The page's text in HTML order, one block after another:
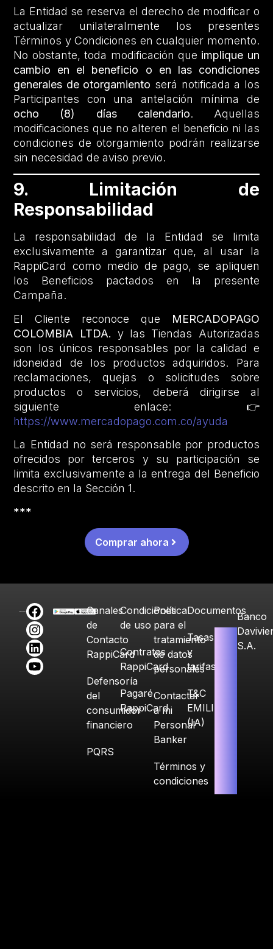
La Entidad se reserva el derecho de modificar o
actualizar unilateralmente los presentes
Términos y Condiciones en cualquier momento.
No obstante, toda modificación que implique un
cambio en el beneficio o en las condiciones
generales de otorgamiento será notificada a los
Participantes con una antelación mínima de
ocho (8) días calendario. Aquellas
modificaciones que no alteren el beneficio ni las
condiciones de otorgamiento podrán realizarse
sin necesidad de aviso previo.
9. Limitación de
Responsabilidad
La responsabilidad de la Entidad se limita
exclusivamente a garantizar que, al usar la
RappiCard como medio de pago, se apliquen
los Beneficios pactados en la presente
Campaña.
El Cliente reconoce que
MERCADOPAGO
COLOMBIA LTDA. y las Tiendas Autorizadas
son los únicos responsables por la calidad e
idoneidad de los productos adquiridos. Para
reclamaciones, quejas o solicitudes sobre
productos o servicios, deberá dirigirse al
siguiente enlace: 👉
https://www.mercadopago.com.co/ayuda
La Entidad no será responsable por productos
ofrecidos por terceros y su participación se
limita exclusivamente a la entrega del Beneficio
descrito en la Sección 1.
***
Comprar ahora
Canales
de
Contacto
RappiCard
Defensoría
del
consumidor
financiero
PQRS
Condiciones
de uso
Contratos
RappiCard
Pagaré
RappiCard
Política
para el
tratamiento
de datos
personales
Contactar
a mi
Personal
Banker
Términos y
condiciones
Documentos
Tasas
y
tarifas
T&C
EMILIA
(IA)
Banco
S.A.